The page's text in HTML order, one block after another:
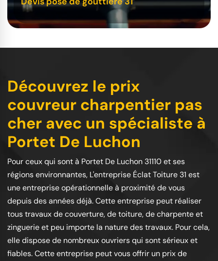
Découvrez le prix
couvreur charpentier pas
cher avec un spécialiste à
Portet De Luchon
Pour ceux qui sont à Portet De Luchon 31110 et ses
régions environnantes, L'entreprise Éclat Toiture 31 est
une entreprise opérationnelle à proximité de vous
depuis des années déjà. Cette entreprise peut réaliser
tous travaux de couverture, de toiture, de charpente et
zinguerie et peu importe la nature des travaux. Pour cela,
elle dispose de nombreux ouvriers qui sont sérieux et
fiables. Cette entreprise peut vous offrir un prix de